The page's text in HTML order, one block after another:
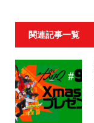
関連記事一覧